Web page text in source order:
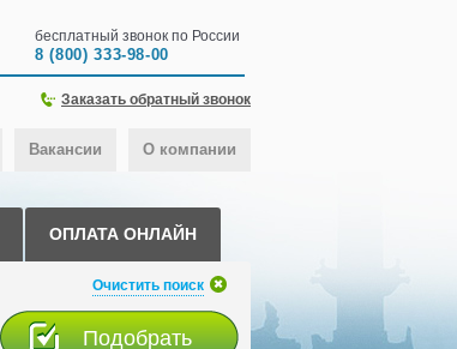
бесплатный звонок по России
8 (800) 333-98-00
Заказать обратный звонок
Вакансии О компании
ОПЛАТА ОНЛАЙН
Очистить поиск